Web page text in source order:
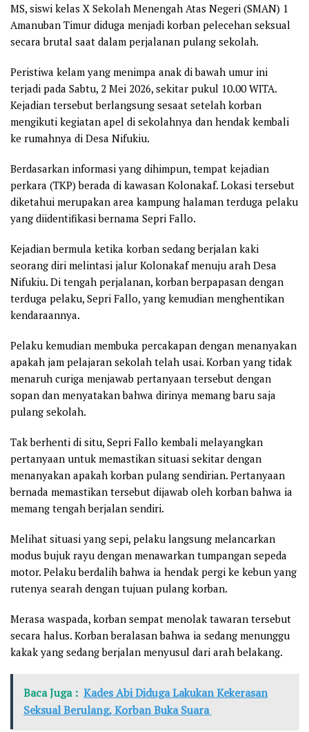
MS, siswi kelas X Sekolah Menengah Atas Negeri (SMAN) 1
Amanuban Timur diduga menjadi korban pelecehan seksual
secara brutal saat dalam perjalanan pulang sekolah.
Peristiwa kelam yang menimpa anak di bawah umur ini
terjadi pada Sabtu, 2 Mei 2026, sekitar pukul 10.00 WITA.
Kejadian tersebut berlangsung sesaat setelah korban
mengikuti kegiatan apel di sekolahnya dan hendak kembali
ke rumahnya di Desa Nifukiu.
Berdasarkan informasi yang dihimpun, tempat kejadian
perkara (TKP) berada di kawasan Kolonakaf. Lokasi tersebut
diketahui merupakan area kampung halaman terduga pelaku
yang diidentifikasi bernama Sepri Fallo.
Kejadian bermula ketika korban sedang berjalan kaki
seorang diri melintasi jalur Kolonakaf menuju arah Desa
Nifukiu. Di tengah perjalanan, korban berpapasan dengan
terduga pelaku, Sepri Fallo, yang kemudian menghentikan
kendaraannya.
Pelaku kemudian membuka percakapan dengan menanyakan
apakah jam pelajaran sekolah telah usai. Korban yang tidak
menaruh curiga menjawab pertanyaan tersebut dengan
sopan dan menyatakan bahwa dirinya memang baru saja
pulang sekolah.
Tak berhenti di situ, Sepri Fallo kembali melayangkan
pertanyaan untuk memastikan situasi sekitar dengan
menanyakan apakah korban pulang sendirian. Pertanyaan
bernada memastikan tersebut dijawab oleh korban bahwa ia
memang tengah berjalan sendiri.
Melihat situasi yang sepi, pelaku langsung melancarkan
modus bujuk rayu dengan menawarkan tumpangan sepeda
motor. Pelaku berdalih bahwa ia hendak pergi ke kebun yang
rutenya searah dengan tujuan pulang korban.
Merasa waspada, korban sempat menolak tawaran tersebut
secara halus. Korban beralasan bahwa ia sedang menunggu
kakak yang sedang berjalan menyusul dari arah belakang.
Baca Juga : Kades Abi Diduga Lakukan Kekerasan
Seksual Berulang, Korban Buka Suara